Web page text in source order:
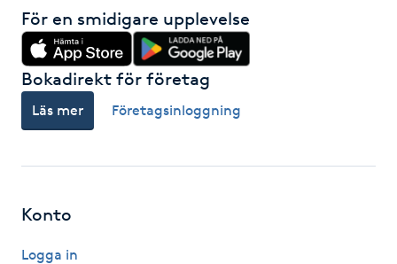
Kiropraktik
Klangmassage
Klippning
För en smidigare upplevelse
Bokadirekt för företag
Läs mer Företagsinloggning
Konto
Logga in